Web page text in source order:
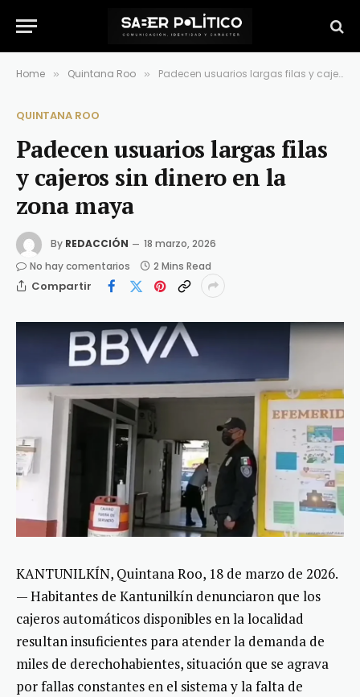
Home » Quintana Roo » Padecen usuarios largas filas y cajeros sin dinero en la zona maya
QUINTANA ROO
Padecen usuarios largas filas
y cajeros sin dinero en la
zona maya
By REDACCIÓN
18 marzo, 2026
No hay comentarios
2 Mins Read
Compartir
KANTUNILKÍN, Quintana Roo, 18 de marzo de 2026.
— Habitantes de Kantunilkín denunciaron que los
cajeros automáticos disponibles en la localidad
resultan insuficientes para atender la demanda de
miles de derechohabientes, situación que se agrava
por fallas constantes en el sistema y la falta de